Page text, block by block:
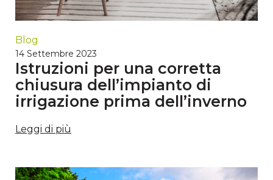
Blog
14 Settembre 2023
Istruzioni per una corretta
chiusura dell’impianto di
irrigazione prima dell’inverno
Leggi di più